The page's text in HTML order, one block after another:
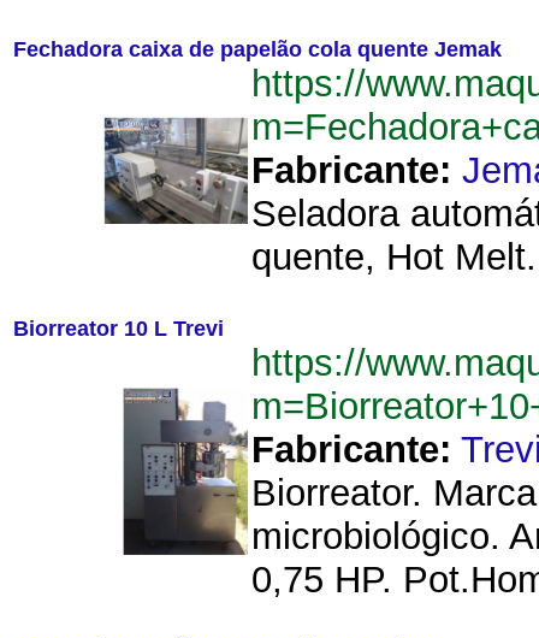
Fechadora caixa de papelão cola quente Jemak
https://
Fabricante:
Seladora
quente, Hot
Biorreator 10 L Trevi
https://
Fabricante:
Biorreator.
microbiológico.
0,75 HP.